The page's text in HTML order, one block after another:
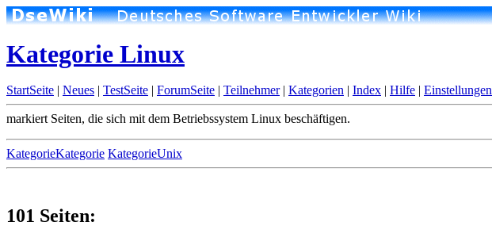
Kategorie Linux
StartSeite | Neues | TestSeite | ForumSeite | Teilnehmer| Kategorien | Index | Hilfe | Einstellungen
markiert Seiten, die sich mit dem Betriebssystem Linux beschäftigen.
KategorieKategorie KategorieUnix
101 Seiten: